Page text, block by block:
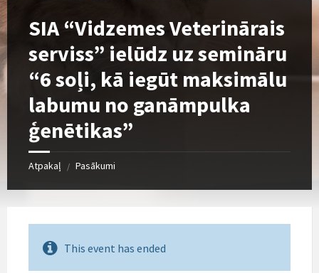
SIA “Vidzemes Veterinārais
serviss” ielūdz uz semināru
“6 soļi, kā iegūt maksimālu
labumu no ganāmpulka
ģenētikas”
Atpakaļ / Pasākumi
This event has ended